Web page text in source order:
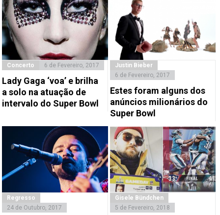
Concerto 6 de Fevereiro, 2017
Lady Gaga ‘voa’ e brilha
a solo na atuação de
intervalo do Super Bowl
Justin Bieber
6 de Fevereiro, 2017
Estes foram alguns dos
anúncios milionários do
Super Bowl
Regresso
24 de Outubro, 2017
Gisele Bündchen
5 de Fevereiro, 2018